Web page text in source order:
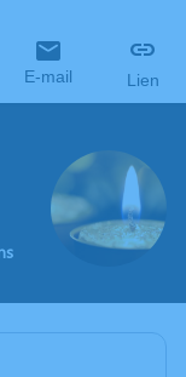
E-mail Lien